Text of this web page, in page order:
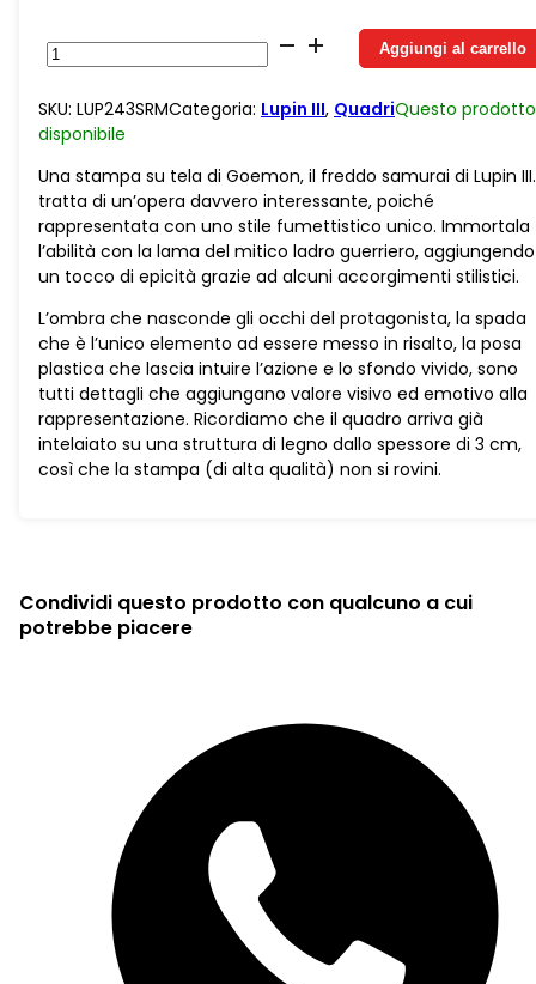
Tela
Verticale
Comic
quantità
Aggiungi al carrello
SKU: LUP243SRMCategoria: Lupin III, QuadriQuesto
disponibile
Una stampa su tela di Goemon, il freddo samurai di Lupin
tratta di un’opera davvero interessante, poiché
rappresentata con uno stile fumettistico unico. Immortala
l’abilità con la lama del mitico ladro guerriero, aggiungendo
un tocco di epicità grazie ad alcuni accorgimenti stilistici.
L’ombra che nasconde gli occhi del protagonista, la spada
che è l’unico elemento ad essere messo in risalto, la posa
plastica che lascia intuire l’azione e lo sfondo vivido, sono
tutti dettagli che aggiungano valore visivo ed emotivo alla
rappresentazione. Ricordiamo che il quadro arriva già
intelaiato su una struttura di legno dallo spessore di 3 cm,
così che la stampa (di alta qualità) non si rovini.
Condividi questo prodotto con qualcuno a cui
potrebbe piacere